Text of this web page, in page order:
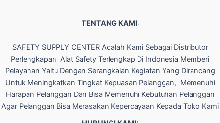
TENTANG KAMI:
SAFETY SUPPLY CENTER Adalah Kami Sebagai Distributor
Perlengkapan Alat Safety Terlengkap Di Indonesia Memberi
Pelayanan Yaitu Dengan Serangkaian Kegiatan Yang Dirancang
Untuk Meningkatkan Tingkat Kepuasan Pelanggan, Memenuhi
Harapan Pelanggan Dan Bisa Memenuhi Kebutuhan Pelanggan
Agar Pelanggan Bisa Merasakan Kepercayaan Kepada Toko Kami